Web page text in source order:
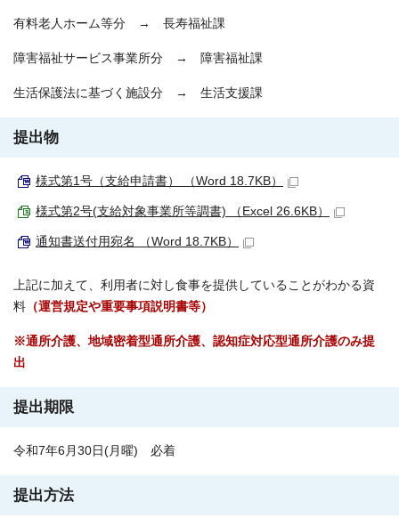
有料老人ホーム等分 → 長寿福祉課
障害福祉サービス事業所分 → 障害福祉課
生活保護法に基づく施設分 → 生活支援課
提出物
様式第1号（支給申請書） （Word 18.7KB）
様式第2号(支給対象事業所等調書) （Excel 26.6KB）
通知書送付用宛名 （Word 18.7KB）
上記に加えて、利用者に対し食事を提供していることがわかる資
料 （運営規定や重要事項説明書等）
※通所介護、地域密着型通所介護、認知症対応型通所介護のみ提
出
提出期限
令和7年6月30日(月曜) 必着
提出方法